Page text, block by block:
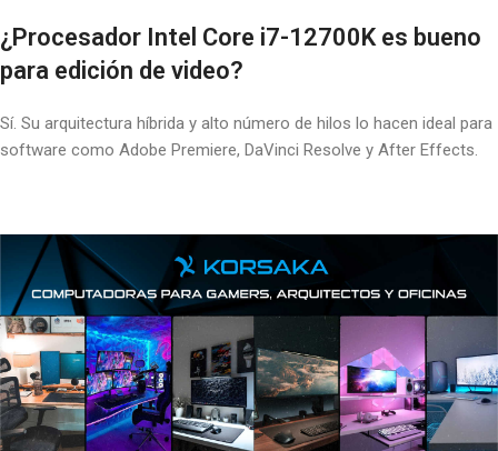
¿ Procesador Intel Core i7-12700Kes bueno
para edición de video?
Sí. Su arquitectura híbrida y alto número de hilos lo hacen ideal para
software como Adobe Premiere, DaVinci Resolve y After Effects.